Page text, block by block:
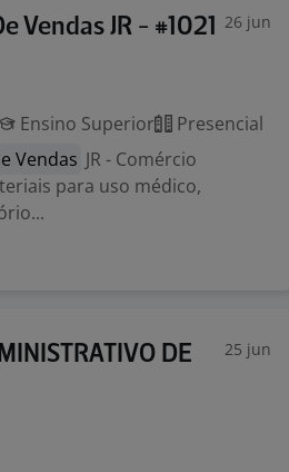
JR - #1021 26 jun
Ensino Superior
Presencial
Vendas JR - Comércio
para uso médico,
DE
25 jun